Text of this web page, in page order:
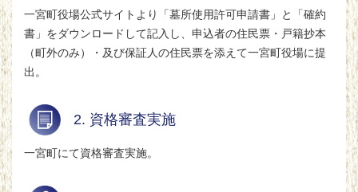
一宮町役場公式サイトより「墓所使用許可申請書」と「確約
書」をダウンロードして記入し、申込者の住民票・戸籍抄本
（町外のみ）・及び保証人の住民票を添えて一宮町役場に提
出。
2. 資格審査実施
一宮町にて資格審査実施。